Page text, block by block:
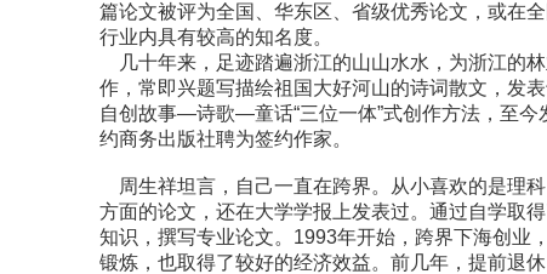
篇论文被评为全国、华东区、省级优秀论文，或在
行业内具有较高的知名度。
几十年来，足迹踏遍浙江的山山水水，为浙江的
作，常即兴题写描绘祖国大好河山的诗词散文，发
自创故事—诗歌—童话“三位一体”式创作方法，至
约商务出版社聘为签约作家。
周生祥坦言，自己一直在跨界。从小喜欢的是理
方面的论文，还在大学学报上发表过。通过自学取
知识，撰写专业论文。1993年开始，跨界下海创业
锻炼，也取得了较好的经济效益。前几年，提前退